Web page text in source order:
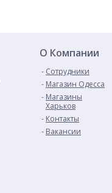
О Компании
Сотрудники
Магазин Одесса
Магазины
Харьков
Контакты
Вакансии